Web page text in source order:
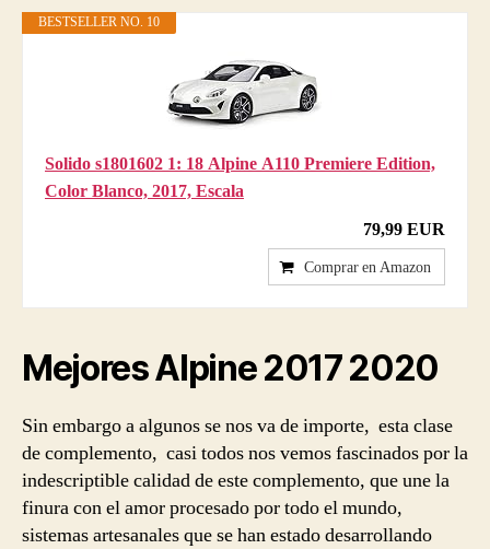
BESTSELLER NO. 10
Solido s1801602 1: 18 Alpine A110 Premiere Edition,
Color Blanco, 2017, Escala
79,99 EUR
Comprar en Amazon
MejoresAlpine 20172020
Sin embargo a algunos se nos va de importe, esta clase
de complemento, casi todos nos vemos fascinados por la
indescriptible calidad de este complemento, que une la
finura con el amor procesado por todo el mundo,
sistemas artesanales que se han estado desarrollando